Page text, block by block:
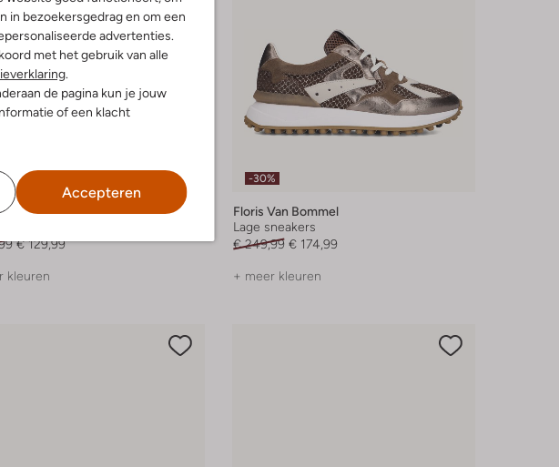
in bezoekersgedrag en om een
advertenties.
met het gebruik van alle
.
de pagina kun je jouw
of een klacht
Accepteren
Bommel
€ 129,99
kleuren
-30%
Floris Van Bommel
Lage sneakers
€ 249,99 € 174,99
+ meer kleuren